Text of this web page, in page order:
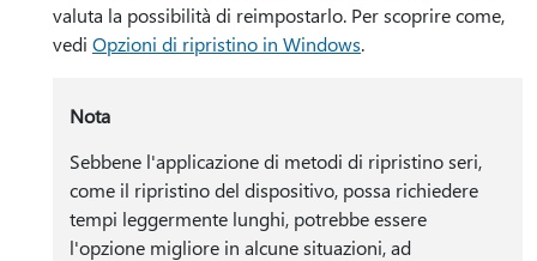
valuta la possibilità di reimpostarlo. Per scoprire come,
vedi Opzioni di ripristino in Windows.
Nota
Sebbene l'applicazione di metodi di ripristino seri,
come il ripristino del dispositivo, possa richiedere
tempi leggermente lunghi, potrebbe essere
l'opzione migliore in alcune situazioni, ad